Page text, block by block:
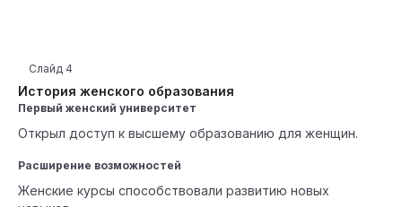
История женского образования
Слайд 4
Первый женский университет
Открыл доступ к высшему образованию для женщин.
Расширение возможностей
Женские курсы способствовали развитию новых